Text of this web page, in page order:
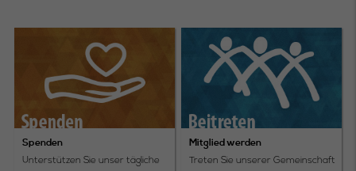
Spenden
Unterstützen Sie unser tägliche
Mitglied werden
Treten Sie unserer Gemeinschaft